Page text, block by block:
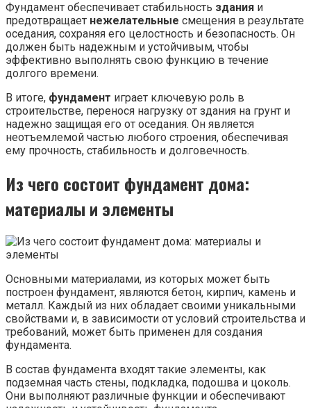
Фундамент обеспечивает стабильность здания и
предотвращает нежелательные смещения в результате
оседания, сохраняя его целостность и безопасность. Он
должен быть надежным и устойчивым, чтобы
эффективно выполнять свою функцию в течение
долгого времени.
В итоге, фундамент играет ключевую роль в
строительстве, перенося нагрузку от здания на грунт и
надежно защищая его от оседания. Он является
неотъемлемой частью любого строения, обеспечивая
ему прочность, стабильность и долговечность.
Из чего состоит фундамент дома:
материалы и элементы
Основными материалами, из которых может быть
построен фундамент, являются бетон, кирпич, камень и
металл. Каждый из них обладает своими уникальными
свойствами и, в зависимости от условий строительства и
требований, может быть применен для создания
фундамента.
В состав фундамента входят такие элементы, как
подземная часть стены, подкладка, подошва и цоколь.
Они выполняют различные функции и обеспечивают